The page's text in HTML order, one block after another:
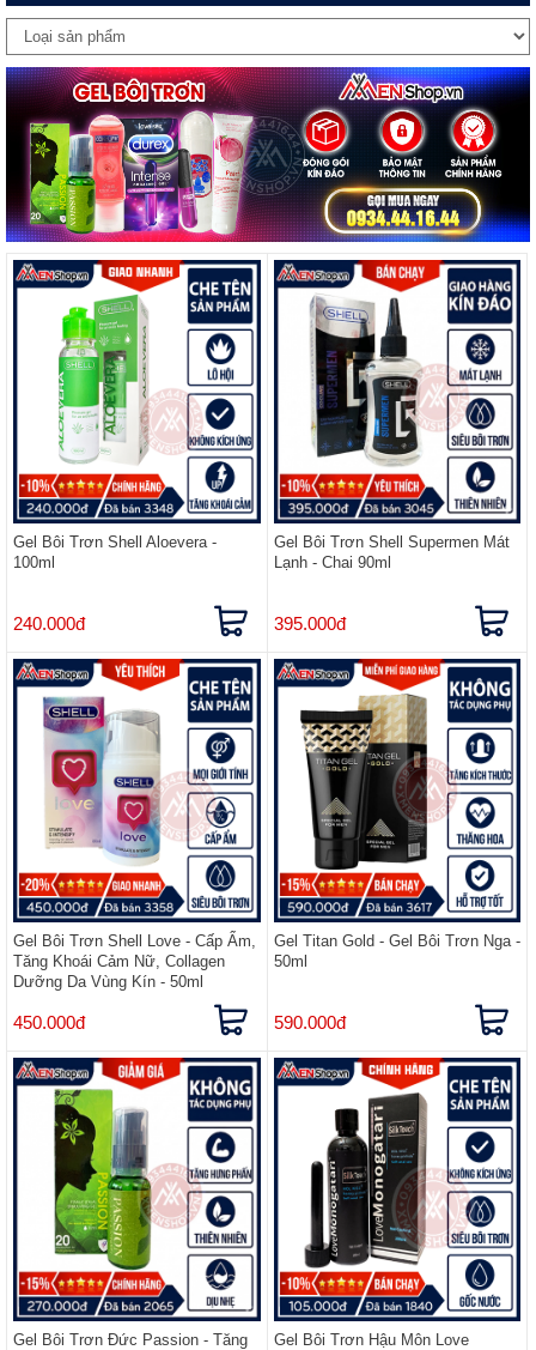
Gel Bôi Trơn Shell Aloevera -
100ml
240.000đ
Gel Bôi Trơn Shell Supermen Mát
Lạnh - Chai 90ml
395.000đ
Gel Bôi Trơn Shell Love - Cấp Ẩm,
Tăng Khoái Cảm Nữ, Collagen
Dưỡng Da Vùng Kín - 50ml
450.000đ
Gel Titan Gold - Gel Bôi Trơn Nga -
50ml
590.000đ
Gel Bôi Trơn Đức Passion - Tăng
Gel Bôi Trơn Hậu Môn Love